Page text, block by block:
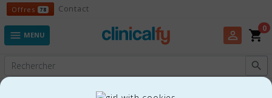
Offres 78 OffresContact
 MENU perm_identity shopping_cart
0
